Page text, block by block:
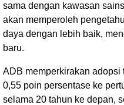
sama dengan kawasan
akan memperoleh
daya dengan lebih baik,
baru.
ADB memperkirakan
0,55 poin persentase ke
selama 20 tahun ke depan,